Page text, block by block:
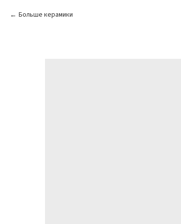
Больше керамики